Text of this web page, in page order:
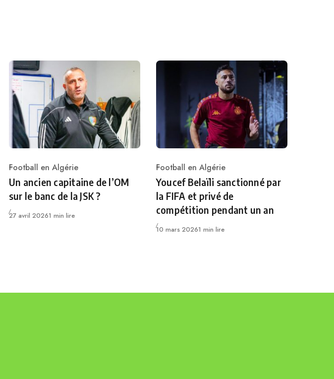
Category
Football en Algérie
Un ancien capitaine de l’OM
sur le banc de la JSK ?
Publié
27 avril 20261 min lire
Category
Football en Algérie
Youcef Belaïli sanctionné par
la FIFA et privé de
compétition pendant un an
Publié
10 mars 20261 min lire